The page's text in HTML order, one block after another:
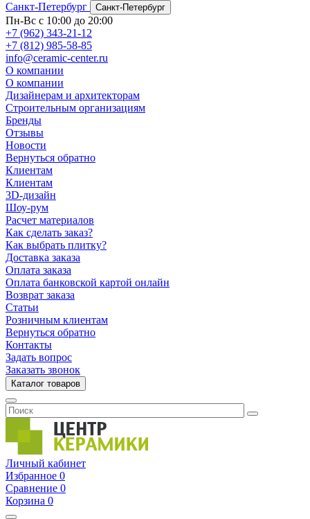
Санкт-Петербург
Санкт-Петербург
Пн-Вс с 10:00 до 20:00
+7 (962) 343-21-12
+7 (812) 985-58-85
info@ceramic-center.ru
О компании
О компании
Дизайнерам и архитекторам
Строительным организациям
Бренды
Отзывы
Новости
Вернуться обратно
Клиентам
Клиентам
3D-дизайн
Шоу-рум
Расчет материалов
Как сделать заказ?
Как выбрать плитку?
Доставка заказа
Оплата заказа
Оплата банковской картой онлайн
Возврат заказа
Статьи
Розничным клиентам
Вернуться обратно
Контакты
Задать вопрос
Заказать звонок
Каталог товаров
Личный кабинет
Избранное 0
Сравнение 0
Корзина 0